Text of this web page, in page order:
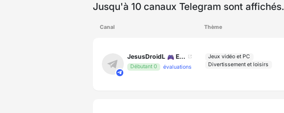
Jusqu'à 10 canaux Telegram sont affichés.
Canal Thème
JesusDroidL 🎮 EMULA LA NINTENDO SWICH [CITRON Y RYUJINX]
Débutant 0 évaluations
Jeux vidéo et PC
Divertissement et loisirs